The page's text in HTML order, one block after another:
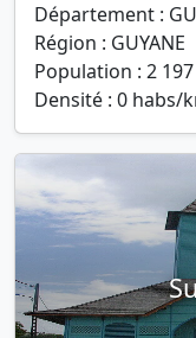
Département :
Région : GUYANE
Population : 2
Densité : 0 habs/